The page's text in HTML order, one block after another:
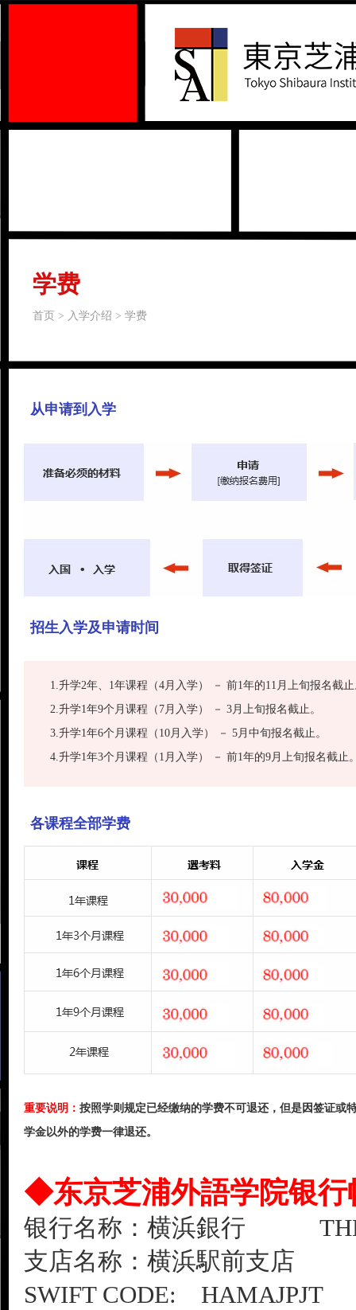
学费
首页 > 入学介绍 > 学费
从申请到入学
招生入学及申请时间
1.升学2年、1年课程（4月入学） － 前1年的11月上旬报名截
2.升学1年9个月课程（7月入学） － 3月上旬报名截止。
3.升学1年6个月课程（10月入学） － 5月中旬报名截止。
4.升学1年3个月课程（1月入学） － 前1年的9月上旬报名截止
各课程全部学费
重要说明： 按照学则规定已经缴纳的学费不可退还，但是因签证或
学金以外的学费一律退还。
◆东京芝浦外語学院银行
银行名称：横浜銀行 THE
支店名称：横浜駅前支店
SWIFT CODE: HAMAJPJT